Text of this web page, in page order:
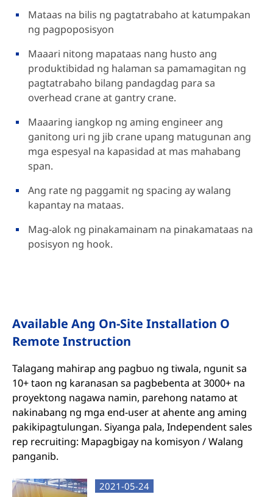
Mataas na bilis ng pagtatrabaho at katumpakan
ng pagpoposisyon
Maaari nitong mapataas nang husto ang
produktibidad ng halaman sa pamamagitan ng
pagtatrabaho bilang pandagdag para sa
overhead crane at gantry crane.
Maaaring iangkop ng aming engineer ang
ganitong uri ng jib crane upang matugunan ang
mga espesyal na kapasidad at mas mahabang
span.
Ang rate ng paggamit ng spacing ay walang
kapantay na mataas.
Mag-alok ng pinakamainam na pinakamataas na
posisyon ng hook.
Available Ang On-Site Installation O
Remote Instruction
Talagang mahirap ang pagbuo ng tiwala, ngunit sa
10+ taon ng karanasan sa pagbebenta at 3000+ na
proyektong nagawa namin, parehong natamo at
nakinabang ng mga end-user at ahente ang aming
pakikipagtulungan. Siyanga pala, Independent sales
rep recruiting: Mapagbigay na komisyon / Walang
panganib.
2021-05-24